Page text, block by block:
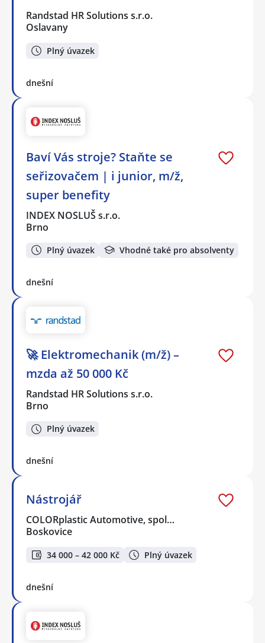
Randstad HR Solutions s.r.o.
Oslavany
Plný úvazek
dnešní
Baví Vás stroje? Staňte se
seřizovačem | i junior, m/ž,
super benefity
INDEX NOSLUŠ s.r.o.
Brno
Plný úvazek Vhodné také pro absolventy
dnešní
🚀 Elektromechanik (m/ž) –
mzda až 50 000 Kč
Randstad HR Solutions s.r.o.
Brno
Plný úvazek
dnešní
Nástrojář
COLORplastic Automotive, spol…
Boskovice
34 000 – 42 000 Kč Plný úvazek
dnešní